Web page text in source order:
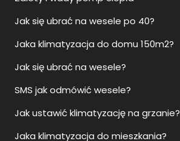
Jak się ubrać na wesele po 40?
Jaka klimatyzacja do domu 150m2?
Jak się ubrać na wesele?
SMS jak odmówić wesele?
Jak ustawić klimatyzację na grzanie?
Jaka klimatyzacja do mieszkania?